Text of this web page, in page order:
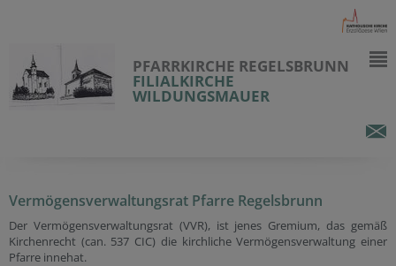
PFARRKIRCHE REGELSBRUNN
FILIALKIRCHE
WILDUNGSMAUER
Vermögensverwaltungsrat Pfarre Regelsbrunn
Der Vermögensverwaltungsrat (VVR), ist jenes Gremium, das gemäß
Kirchenrecht (can. 537 CIC) die kirchliche Vermögensverwaltung einer
Pfarre innehat.